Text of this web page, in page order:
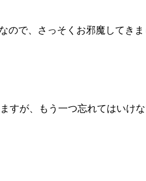
ので、さっそくお邪魔してき
すが、もう一つ忘れてはいけ